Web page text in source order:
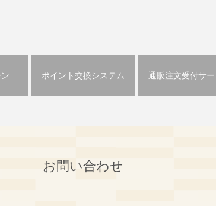
ポイント交換システム 通販注文受付サ
お問い合わせ